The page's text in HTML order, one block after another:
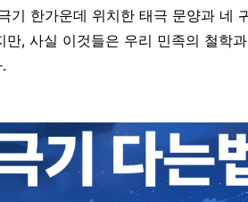
기 한가운데 위치한 태극 문양과 네
만, 사실 이것들은 우리 민족의 철학